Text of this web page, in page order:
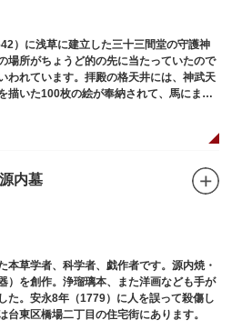
）に浅草に建立した三十三間堂の守護神
場所がちょうど的の先に当たっていたので
われています。拝殿の格天井には、神武天
描いた100枚の絵が奉納されて、馬にまつ
す。
内墓
本草学者、科学者、戯作者です。源内焼・
）を創作。浄瑠璃本、また洋画なども手が
た。安永8年（1779）に人を誤って殺傷し
東区橋場二丁目の住宅街にあります。